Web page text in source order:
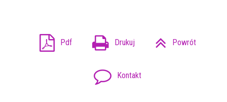
Pdf Drukuj Powrót
Kontakt